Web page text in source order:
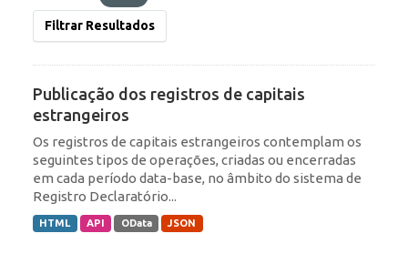
Filtrar Resultados
Publicação dos registros de capitais
estrangeiros
Os registros de capitais estrangeiros contemplam os
seguintes tipos de operações, criadas ou encerradas
em cada período data-base, no âmbito do sistema de
Registro Declaratório...
HTML API OData JSON